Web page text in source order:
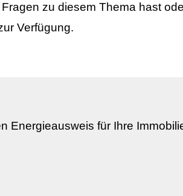
zu diesem Thema hast
Verfügung.
Energieausweis für Ihre